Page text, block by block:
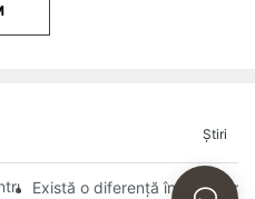
Ştiri
hoteluri și moteluri en-gros
Există o diferență între